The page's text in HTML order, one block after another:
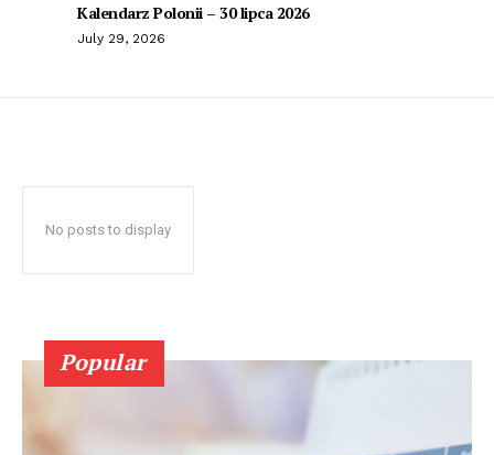
Kalendarz Polonii – 30 lipca 2026
July 29, 2026
No posts to display
Popular